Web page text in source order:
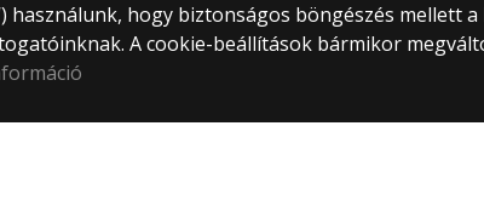
használunk, hogy biztonságos böngészés mellett
A cookie-beállítások bármikor